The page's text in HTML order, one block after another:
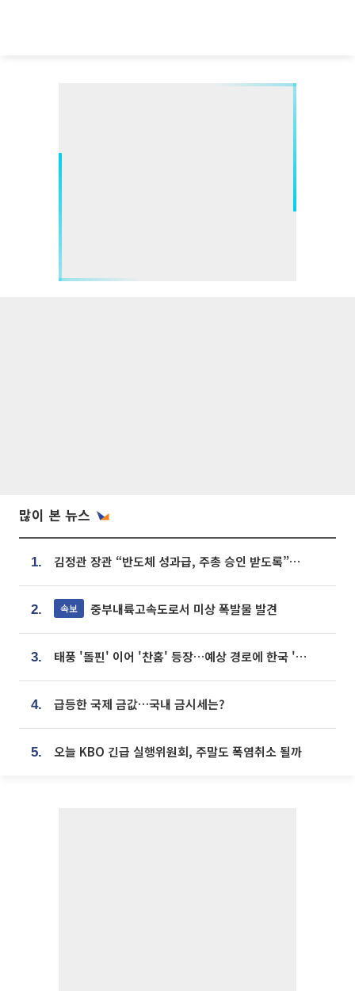
많이 본 뉴스
1. 김정관 장관 “반도체 성과급, 주총 승인 받도록”…상법·자본시장법 개정 시사
2. 속보 중부내륙고속도로서 미상 폭발물 발견
3. 태풍 '돌핀' 이어 '찬홈' 등장…예상 경로에 한국 '한숨'
4. 급등한 국제 금값…국내 금시세는?
5. 오늘 KBO 긴급 실행위원회, 주말도 폭염취소 될까